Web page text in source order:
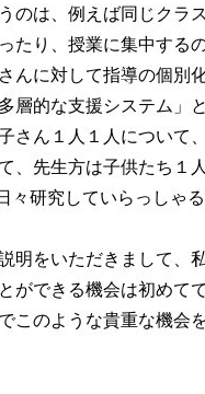
は、例えば同じク
り、授業に集中す
に対して指導の個
的な支援システム」
ん１人１人につい
先生方は子供たち
研究していらっし
をいただきまして
できる機会は初めて
のような貴重な機会